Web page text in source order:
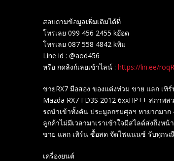
สอบถามข้อมูลเพิ่มเติมได้ที่
โทรเลย 099 456 2455 kอ๊อด
โทรเลย 087 558 4842 kพิม
Line id : @aod456
หรือ กดลิงก์เลยเข้าไลน์ : https://lin.ee/
ขายRX7 มือสอง ของแต่งท่วม ขาย แลก เ
Mazda RX7 FD3S 2012 6xxHP++ สภาพส
รถนำเข้าทั้งคัน ประมูลกรมศุลฯ หายากมาก
ลูกค้าไม่มีเวลามาเราเข้าใจมีสไลด์ส่งถึงหน้
ขาย แลก เทิร์น ซื้อสด จัดไฟแนนซ์ รับทุกร
เครื่องยนต์